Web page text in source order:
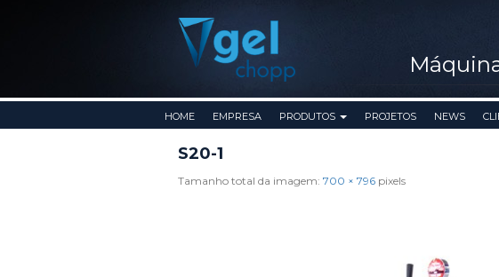
HOME EMPRESA PRODUTOS PROJETOS NEWS
S20-1
Tamanho total da imagem: 700 × 796 pixels